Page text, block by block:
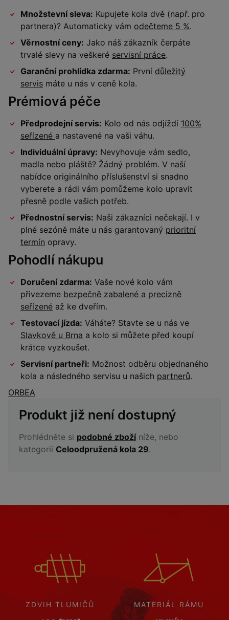
Množstevní sleva: Kupujete kola dvě (např. pro
partnera)? Automaticky vám odečteme 5 %.
Věrnostní ceny: Jako náš zákazník čerpáte
trvalé slevy na veškeré servisní práce.
Garanční prohlídka zdarma: První důležitý
servis máte u nás v ceně kola.
Prémiová péče
Předprodejní servis: Kolo od nás odjíždí 100%
seřízené a nastavené na vaši váhu.
Individuální úpravy: Nevyhovuje vám sedlo,
madla nebo pláště? Žádný problém. V naší
nabídce originálního příslušenství si snadno
vyberete a rádi vám pomůžeme kolo upravit
přesně podle vašich potřeb.
Přednostní servis: Naši zákazníci nečekají. I v
plné sezóně máte u nás garantovaný prioritní
termín opravy.
Pohodlí nákupu
Doručení zdarma: Vaše nové kolo vám
přivezeme bezpečně zabalené a precizně
seřízené až ke dveřím.
Testovací jízda: Váháte? Stavte se u nás ve
Slavkově u Brna a kolo si můžete před koupí
krátce vyzkoušet.
Servisní partneři: Možnost odběru objednaného
kola a následného servisu u našich partnerů.
ORBEA
Produkt již není dostupný
Prohlédněte si podobné zbožíníže, nebo
kategorii Celoodpružená kola 29.
ZDVIH TLUMIČŮ MATERIÁL RÁMU